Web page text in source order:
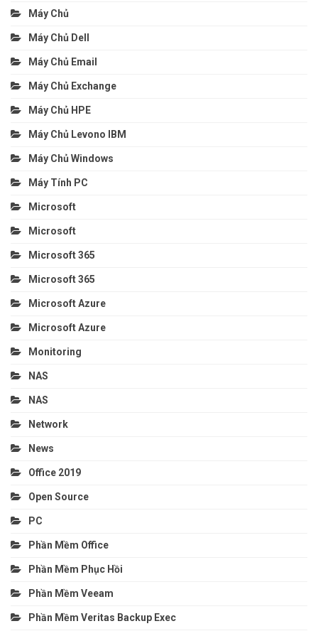
Máy Chủ
Máy Chủ Dell
Máy Chủ Email
Máy Chủ Exchange
Máy Chủ HPE
Máy Chủ Levono IBM
Máy Chủ Windows
Máy Tính PC
Microsoft
Microsoft
Microsoft 365
Microsoft 365
Microsoft Azure
Microsoft Azure
Monitoring
NAS
NAS
Network
News
Office 2019
Open Source
PC
Phần Mềm Office
Phần Mềm Phục Hồi
Phần Mềm Veeam
Phần Mềm Veritas Backup Exec